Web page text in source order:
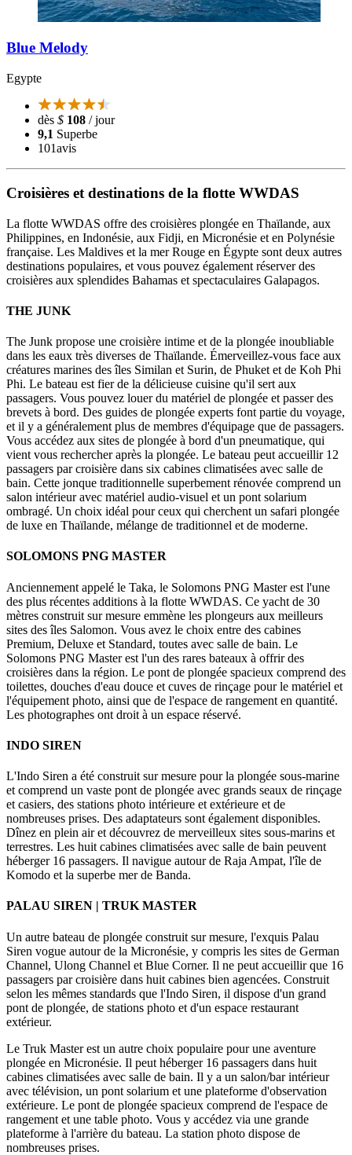
Blue Melody
Egypte
dès $ 108 / jour
9,1 Superbe
101avis
Croisières et destinations de la flotte WWDAS
La flotte WWDAS offre des croisières plongée en Thaïlande, aux
Philippines, en Indonésie, aux Fidji, en Micronésie et en Polynésie
française. Les Maldives et la mer Rouge en Égypte sont deux autres
destinations populaires, et vous pouvez également réserver des
croisières aux splendides Bahamas et spectaculaires Galapagos.
THE JUNK
The Junk propose une croisière intime et de la plongée inoubliable
dans les eaux très diverses de Thaïlande. Émerveillez-vous face aux
créatures marines des îles Similan et Surin, de Phuket et de Koh Phi
Phi. Le bateau est fier de la délicieuse cuisine qu'il sert aux
passagers. Vous pouvez louer du matériel de plongée et passer des
brevets à bord. Des guides de plongée experts font partie du voyage,
et il y a généralement plus de membres d'équipage que de passagers.
Vous accédez aux sites de plongée à bord d'un pneumatique, qui
vient vous rechercher après la plongée. Le bateau peut accueillir 12
passagers par croisière dans six cabines climatisées avec salle de
bain. Cette jonque traditionnelle superbement rénovée comprend un
salon intérieur avec matériel audio-visuel et un pont solarium
ombragé. Un choix idéal pour ceux qui cherchent un safari plongée
de luxe en Thaïlande, mélange de traditionnel et de moderne.
SOLOMONS PNG MASTER
Anciennement appelé le Taka, le Solomons PNG Master est l'une
des plus récentes additions à la flotte WWDAS. Ce yacht de 30
mètres construit sur mesure emmène les plongeurs aux meilleurs
sites des îles Salomon. Vous avez le choix entre des cabines
Premium, Deluxe et Standard, toutes avec salle de bain. Le
Solomons PNG Master est l'un des rares bateaux à offrir des
croisières dans la région. Le pont de plongée spacieux comprend des
toilettes, douches d'eau douce et cuves de rinçage pour le matériel et
l'équipement photo, ainsi que de l'espace de rangement en quantité.
Les photographes ont droit à un espace réservé.
INDO SIREN
L'Indo Siren a été construit sur mesure pour la plongée sous-marine
et comprend un vaste pont de plongée avec grands seaux de rinçage
et casiers, des stations photo intérieure et extérieure et de
nombreuses prises. Des adaptateurs sont également disponibles.
Dînez en plein air et découvrez de merveilleux sites sous-marins et
terrestres. Les huit cabines climatisées avec salle de bain peuvent
héberger 16 passagers. Il navigue autour de Raja Ampat, l'île de
Komodo et la superbe mer de Banda.
PALAU SIREN | TRUK MASTER
Un autre bateau de plongée construit sur mesure, l'exquis Palau
Siren vogue autour de la Micronésie, y compris les sites de German
Channel, Ulong Channel et Blue Corner. Il ne peut accueillir que 16
passagers par croisière dans huit cabines bien agencées. Construit
selon les mêmes standards que l'Indo Siren, il dispose d'un grand
pont de plongée, de stations photo et d'un espace restaurant
extérieur.
Le Truk Master est un autre choix populaire pour une aventure
plongée en Micronésie. Il peut héberger 16 passagers dans huit
cabines climatisées avec salle de bain. Il y a un salon/bar intérieur
avec télévision, un pont solarium et une plateforme d'observation
extérieure. Le pont de plongée spacieux comprend de l'espace de
rangement et une table photo. Vous y accédez via une grande
plateforme à l'arrière du bateau. La station photo dispose de
nombreuses prises.